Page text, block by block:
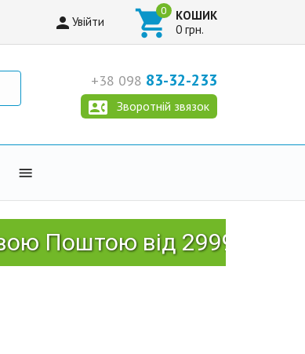
Увійти  КОШИК
0 грн.
+38 098 83-32-233
Зворотній звязок

від 2999 грн!